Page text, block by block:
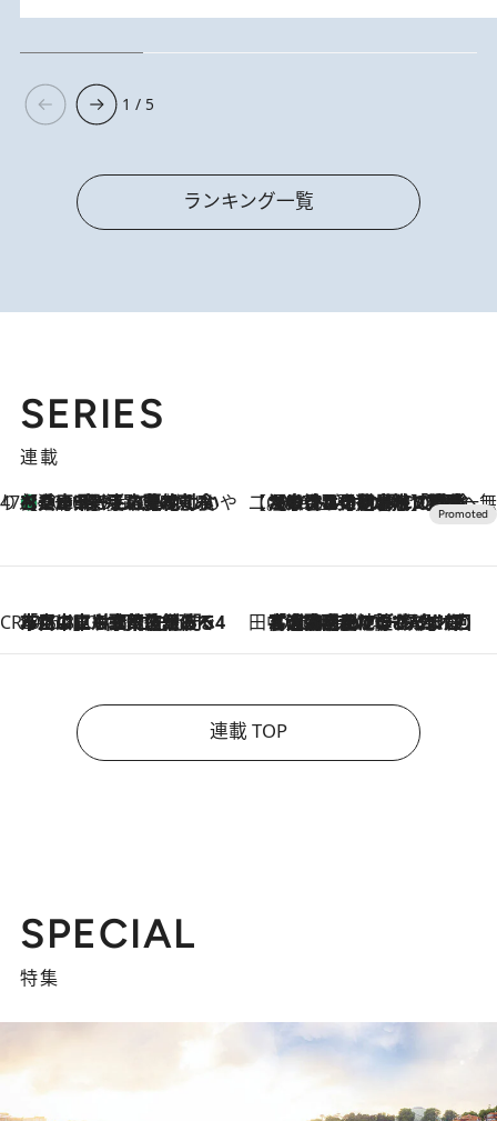
1 / 5
ランキング一覧
SERIES
連載
47都道府県の手みやげ ひんやりスイーツで夏を満喫
2026.8.8
【兵庫県】この夏絶対食べたい 冷やしておいしいおやつ3選 淡路島の恵みをジェラートに集約 【CREA×星野リゾート】唯一無二。癒しと発見が待つ場所へ
2026.8.7
【トンボの足水浴】ヒノキの香りに包まれて涼感マックス！約13℃の湧水かけ流しを避暑地「星野温泉 トンボの湯」で体験
CREA'S CHOICE
2026.8.7
「立川にも歌舞伎があるんだよ」 片岡仁左衛門・市川中車ら豪華座組みで4年目の立川立飛歌舞伎へ 田中稲の勝手に再ブーム
2026.8.7
「湘南乃風に憧れて」観客大盛上がりの“タオル回し”に、ラッパー顔負けの高速歌唱まで…さだまさし（74）のアグレッシブすぎる現在地
連載 TOP
SPECIAL
特集